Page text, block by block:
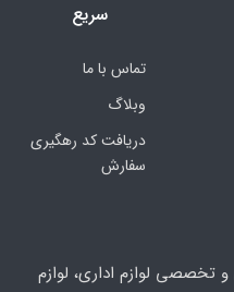
سریع
تماس با ما
وبلاگ
دریافت کد رهگیری
سفارش
و تخصصی لوازم اداری، لوازم